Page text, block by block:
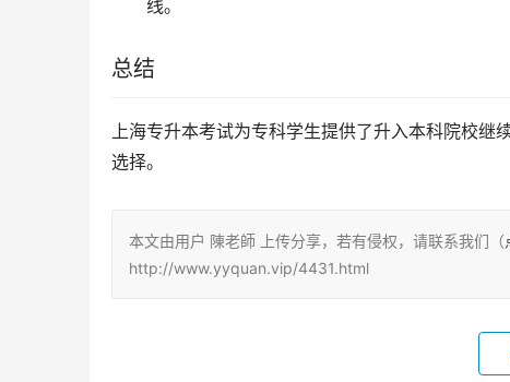
线。
总结
上海专升本考试为专科学生提供了升入本科院校继
选择。
本文由用户 陳老師 上传分享，若有侵权，请联系我们（
http://www.yyquan.vip/4431.html